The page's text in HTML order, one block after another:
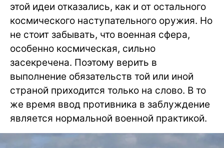
этой идеи отказались, как и от остального
космического наступательного оружия. Но
не стоит забывать, что военная сфера,
особенно космическая, сильно
засекречена. Поэтому верить в
выполнение обязательств той или иной
страной приходится только на слово. В то
же время ввод противника в заблуждение
является нормальной военной практикой.